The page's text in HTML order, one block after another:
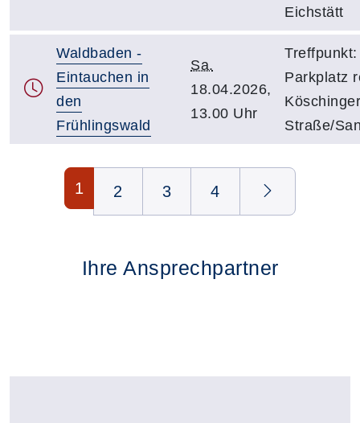
Eichstätt
Waldbaden -
Eintauchen in
den
Frühlingswald
Sa.
18.04.2026,
13.00 Uhr
Treffpunkt:
Parkplatz
Köschinger
Straße/
Seite 1 von 4
1 2 3 4
Ihre Ansprechpartner